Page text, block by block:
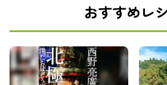
おすすめレ